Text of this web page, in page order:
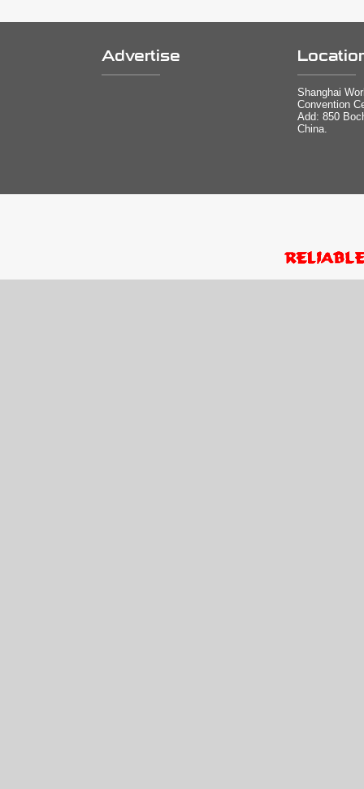
Advertise
Shanghai
Convention
Add: 850
China.